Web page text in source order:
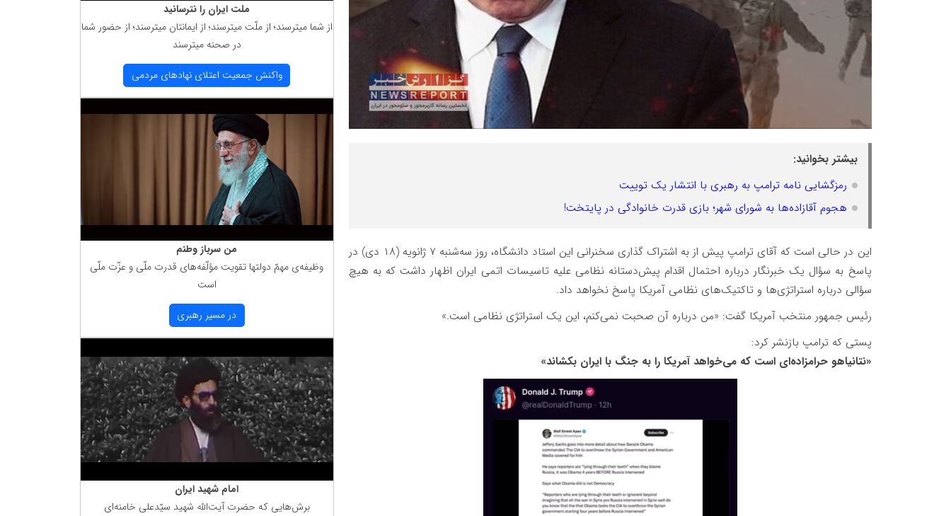
بیشتر بخوانید:
رمزگشایی نامه ترامپ به رهبری با انتشار یک توییت
هجوم آقازاده‌ها به شورای شهر؛ بازی قدرت خانوادگی در پایتخت!
این در حالی است که آقای ترامپ پیش از به اشتراک گذاری سخنرانی این استاد دانشگاه، روز سه‌شنبه ۷ ژانویه (۱۸ دی) در
پاسخ به سؤال یک خبرنگار درباره احتمال اقدام پیش‌دستانه نظامی علیه تاسیسات اتمی ایران اظهار داشت که به هیچ
سؤالی درباره استراتژی‌ها و تاکتیک‌های نظامی آمریکا پاسخ نخواهد داد.
رئیس جمهور منتخب آمریکا گفت: «من درباره آن صحبت نمی‌کنم، این یک استراتژی نظامی است.»
پستی که ترامپ بازنشر کرد:
«نتانیاهو حرامزاده‌ای است که می‌خواهد آمریکا را به جنگ با ایران بکشاند»
ملت ایران را نترسانید
از شما میترسند؛ از ملّت میترسند؛ از ایمانتان میترسند؛ از حضور شما
در صحنه میترسند
واكنش جمعیت اعتلای نهادهای مردمی
من سرباز وطنم
وظیفه‌ی مهمّ دولتها تقویت مؤلّفه‌های قدرت ملّی و عزّت ملّی
است
در مسیر رهبری
امام شهید ایران
برش‌هایی كه حضرت آیت‌الله شهید سیّدعلی خامنه‌ای